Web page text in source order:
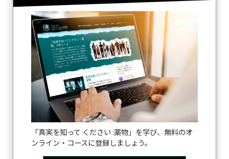
「真実を知って ください :薬物」を学び、無料のオ
ンライン・コースに登録しましょう。